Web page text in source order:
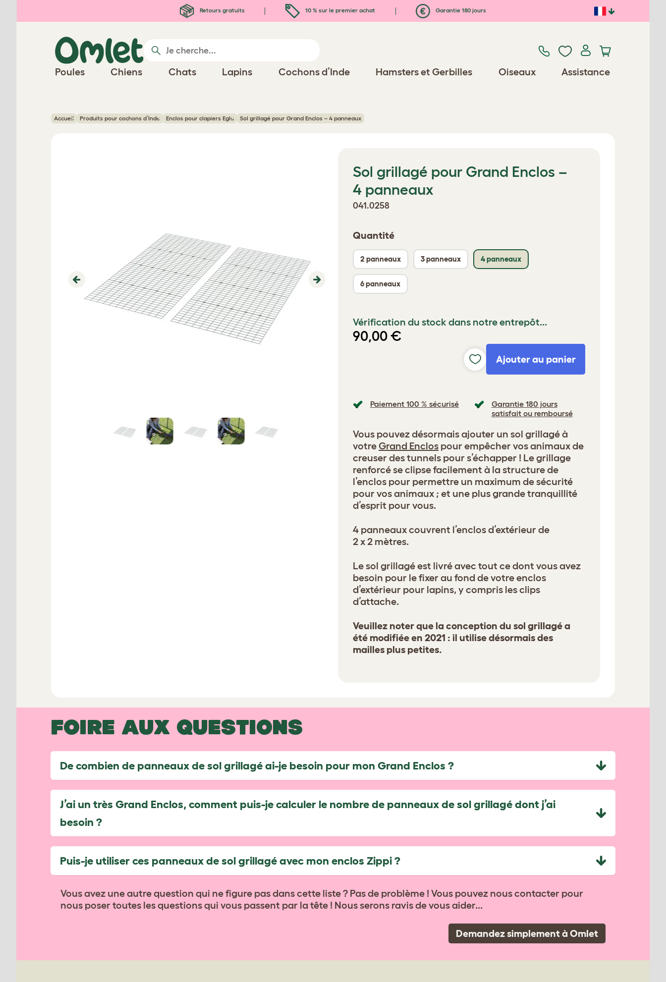
Retours gratuits 10 % sur le premier achat Garantie 180 jours
Poules Chiens Chats Lapins Cochons d’Inde Hamsters et Gerbilles Oiseaux Assistance
Accueil Produits pour cochons d’Inde Enclos pour clapiers Eglu Sol grillagé pour Grand Enclos – 4 panneaux
Previous Next
Sol grillagé pour Grand Enclos –
4 panneaux
041.0258
Quantité
2 panneaux 3 panneaux 4 panneaux
6 panneaux
Vérification du stock dans notre entrepôt...
90,00 €
Ajouter au panier
Paiement 100 % sécurisé
Garantie 180 jours
satisfait ou remboursé
Vous pouvez désormais ajouter un sol grillagé à
votreGrand Enclos pour empêcher vos animaux de
creuser des tunnels pour s’échapper ! Le grillage
renforcé se clipse facilement à la structure de
l’enclos pour permettre un maximum de sécurité
pour vos animaux ; et une plus grande tranquillité
d’esprit pour vous.
4 panneaux couvrent l’enclos d’extérieur de
2 x 2 mètres.
Le sol grillagé est livré avec tout ce dont vous avez
besoin pour le fixer au fond de votre enclos
d’extérieur pour lapins, y compris les clips
d’attache.
Veuillez noter que la conception du sol grillagé a
été modifiée en 2021 : il utilise désormais des
mailles plus petites.
FOIRE AUX QUESTIONS
De combien de panneaux de sol grillagé ai-je besoin pour mon Grand Enclos ?
J’ai un très Grand Enclos, comment puis-je calculer le nombre de panneaux de sol grillagé dont j’ai
besoin ?
Puis-je utiliser ces panneaux de sol grillagé avec mon enclos Zippi ?
Vous avez une autre question qui ne figure pas dans cette liste ? Pas de problème ! Vous pouvez nous contacter pour
nous poser toutes les questions qui vous passent par la tête ! Nous serons ravis de vous aider...
Demandez simplement à Omlet